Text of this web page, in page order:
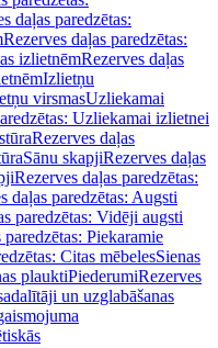
daļas paredzētas:
Rezerves daļas paredzētas:
izlietnēmRezerves daļas
Izlietņu
virsmasUzliekamai
Uzliekamai izlietnei
Rezerves daļas
Sānu skapjiRezerves daļas
Rezerves daļas paredzētas:
daļas paredzētas: Augsti
paredzētas: Vidēji augsti
paredzētas: Piekaramie
Citas mēbelesSienas
plauktiPiederumiRezerves
un uzglabāšanas